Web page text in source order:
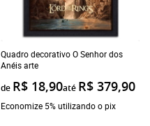
Quadro decorativo O Senhor dos
Anéis arte
de R$ 18,90até R$ 379,90
Economize 5% utilizando o pix